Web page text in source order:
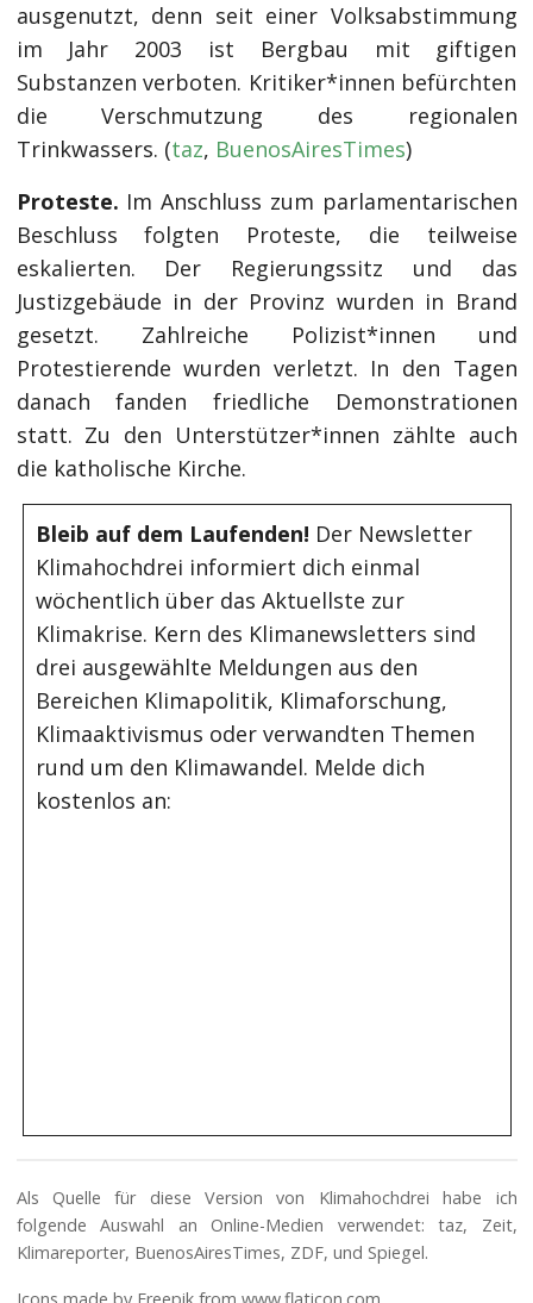
ausgenutzt, denn seit einer Volksabstimmung
im Jahr 2003 ist Bergbau mit giftigen
Substanzen verboten. Kritiker*innen befürchten
die Verschmutzung des regionalen
Trinkwassers. (taz, BuenosAiresTimes)
Proteste. Im Anschluss zum parlamentarischen
Beschluss folgten Proteste, die teilweise
eskalierten. Der Regierungssitz und das
Justizgebäude in der Provinz wurden in Brand
gesetzt. Zahlreiche Polizist*innen und
Protestierende wurden verletzt. In den Tagen
danach fanden friedliche Demonstrationen
statt. Zu den Unterstützer*innen zählte auch
die katholische Kirche.
Bleib auf dem Laufenden! Der Newsletter
Klimahochdrei informiert dich einmal
wöchentlich über das Aktuellste zur
Klimakrise. Kern des Klimanewsletters sind
drei ausgewählte Meldungen aus den
Bereichen Klimapolitik, Klimaforschung,
Klimaaktivismus oder verwandten Themen
rund um den Klimawandel. Melde dich
kostenlos an:
Als Quelle für diese Version von Klimahochdrei habe ich
folgende Auswahl an Online-Medien verwendet: taz, Zeit,
Klimareporter, BuenosAiresTimes, ZDF, und Spiegel.